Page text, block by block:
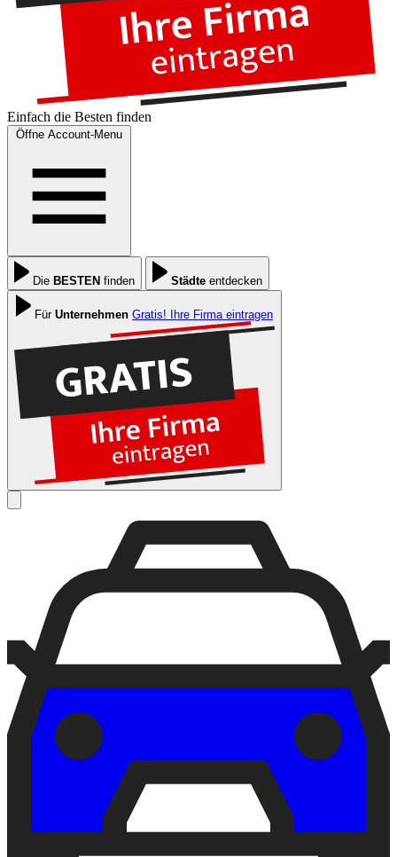
Einfach die Besten finden
Öffne Account-Menu
Die BESTEN finden Städte entdecken
Für Unternehmen Gratis! Ihre Firma eintragen